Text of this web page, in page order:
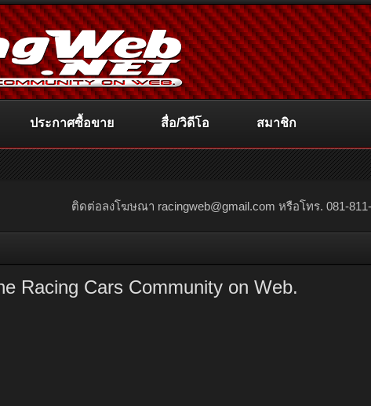
ติดต่อลงโฆษณา racingweb@gmail.com หรือโทร. 081-
Racing Cars Community on Web.
ประกาศซื้อขาย สื่อ/วิดีโอ สมาชิก